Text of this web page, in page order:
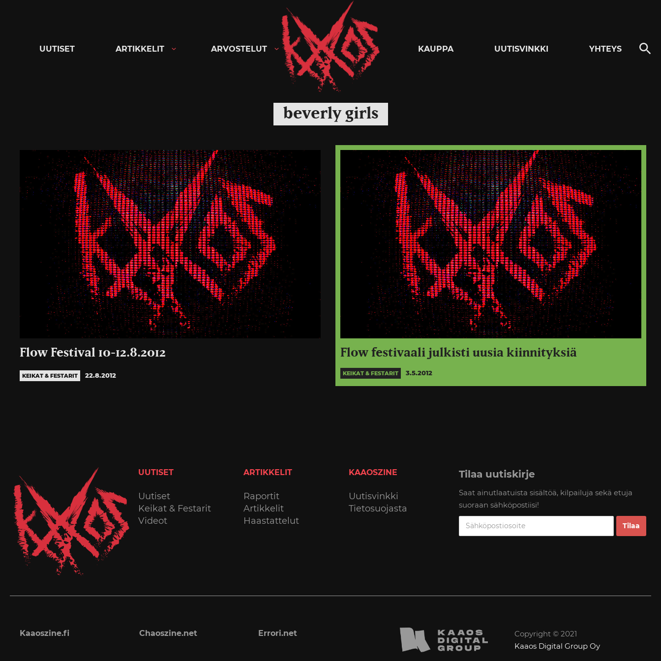
Kaaoszine
UUTISET ARTIKKELIT ARVOSTELUT KAUPPA UUTISVINKKI YHTEYS
beverly girls
Flow Festival 10-12.8.2012
KEIKAT & FESTARIT 22.8.2012
Flow festivaali julkisti uusia kiinnityksiä
KEIKAT & FESTARIT 3.5.2012
UUTISET
Uutiset
Keikat & Festarit
Videot
ARTIKKELIT
Raportit
Artikkelit
Haastattelut
KAAOSZINE
Uutisvinkki
Tietosuojasta
Tilaa uutiskirje
Saat ainutlaatuista sisältöä, kilpailuja sekä etuja
suoraan sähköpostiisi!
Kaaoszine.fi Chaoszine.net Errori.net
Copyright © 2021
Kaaos Digital Group Oy